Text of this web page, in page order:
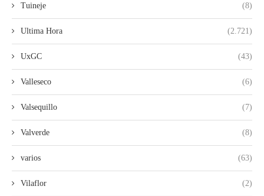
Tuineje (8)
Ultima Hora (2.721)
UxGC (43)
Valleseco (6)
Valsequillo (7)
Valverde (8)
varios (63)
Vilaflor (2)